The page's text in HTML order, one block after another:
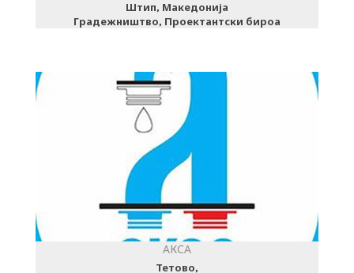
Штип, Македонија
Градежништво, Проектантски бироа
АКСА
Тетово,